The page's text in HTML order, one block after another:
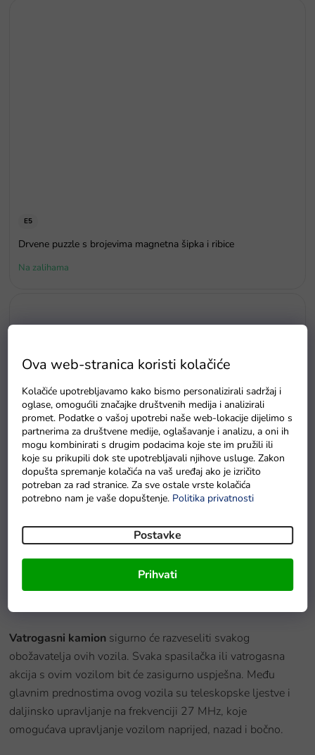
Ova web-stranica koristi kolačiće
Kolačiće upotrebljavamo kako bismo personalizirali sadržaj i
oglase, omogućili značajke društvenih medija i analizirali
promet. Podatke o vašoj upotrebi naše web-lokacije dijelimo s
partnerima za društvene medije, oglašavanje i analizu, a oni ih
mogu kombinirati s drugim podacima koje ste im pružili ili
koje su prikupili dok ste upotrebljavali njihove usluge. Zakon
dopušta spremanje kolačića na vaš uređaj ako je izričito
potreban za rad stranice. Za sve ostale vrste kolačića
potrebno nam je vaše dopuštenje. Politika privatnosti
Postavke
Prihvati
E5
Drvene puzzle s brojevima magnetna šipka i ribice
Na zalihama
Na zalihama
Vatrogasni kamion sigurno će razveseliti svakog
obožavatelja ovih vozila. Svaka spasilačka ili vatrogasna
akcija s ovim vozilom bit će zasigurno uspješna. Među
glavnim prednostima ovog vozila su teleskopske ljestve i
daljinsko upravljanje na frekvenciji 27 MHz, koje
omogućava upravljanje vozilom naprijed, nazad i bočno.